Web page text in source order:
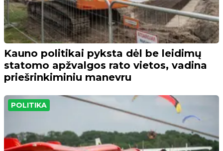
Kauno politikai pyksta dėl be leidimų
statomo apžvalgos rato vietos, vadina
priešrinkiminiu manevru
POLITIKA